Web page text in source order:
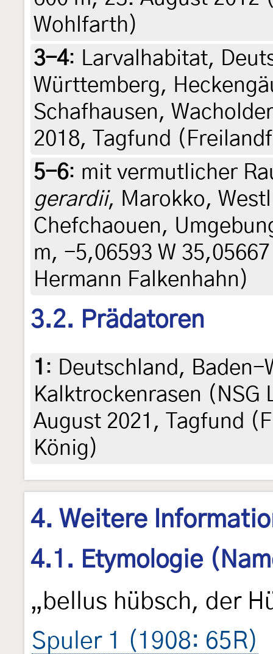
Wohlfarth)
3-4: Larvalhabitat,
Württemberg,
Schafhausen,
2018, Tagfund
5-6: mit vermutlicher
gerardii, Marokko,
Chefchaouen,
m, -5,06593 W
Hermann Falkenhahn)
3.2. Prädatoren
1 : Deutschland,
Kalktrockenrasen (NSG
August 2021, Tagfund
König)
4. Weitere
4.1. Etymologie
„bellus hübsch, der
Spuler 1 (1908: 65R)